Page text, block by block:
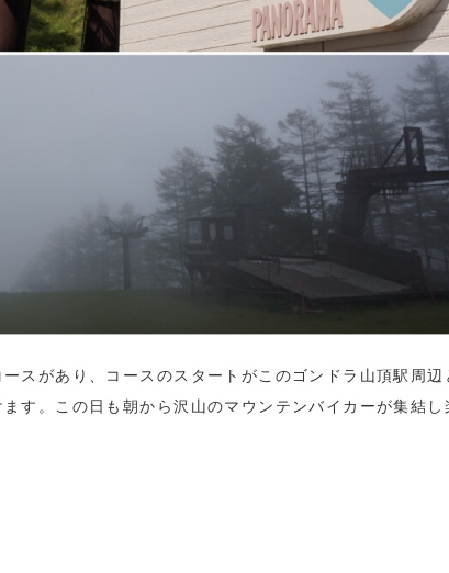
スがあり、コースのスタートがこのゴンドラ山頂駅周辺
す。この日も朝から沢山のマウンテンバイカーが集結し